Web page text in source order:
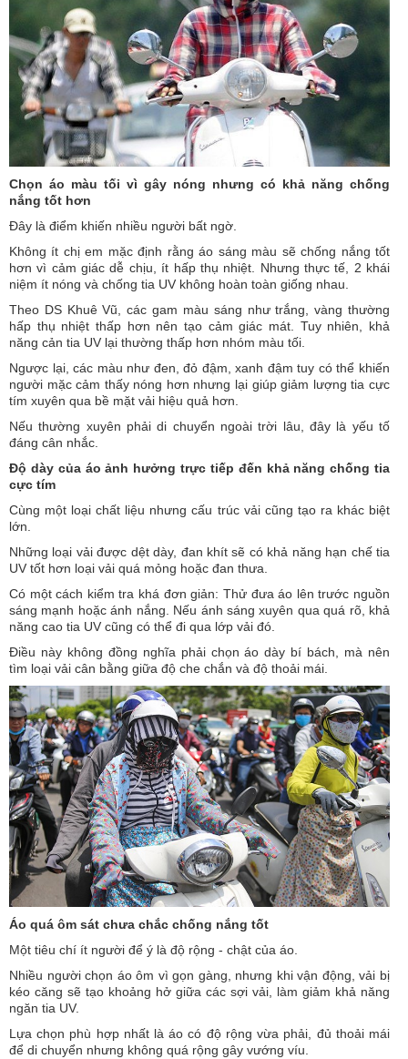
Chọn áo màu tối vì gây nóng nhưng có khả năng chống
nắng tốt hơn
Đây là điểm khiến nhiều người bất ngờ.
Không ít chị em mặc định rằng áo sáng màu sẽ chống nắng tốt
hơn vì cảm giác dễ chịu, ít hấp thụ nhiệt. Nhưng thực tế, 2 khái
niệm ít nóng và chống tia UV không hoàn toàn giống nhau.
Theo DS Khuê Vũ, các gam màu sáng như trắng, vàng thường
hấp thụ nhiệt thấp hơn nên tạo cảm giác mát. Tuy nhiên, khả
năng cản tia UV lại thường thấp hơn nhóm màu tối.
Ngược lại, các màu như đen, đỏ đậm, xanh đậm tuy có thể khiến
người mặc cảm thấy nóng hơn nhưng lại giúp giảm lượng tia cực
tím xuyên qua bề mặt vải hiệu quả hơn.
Nếu thường xuyên phải di chuyển ngoài trời lâu, đây là yếu tố
đáng cân nhắc.
Độ dày của áo ảnh hưởng trực tiếp đến khả năng chống tia
cực tím
Cùng một loại chất liệu nhưng cấu trúc vải cũng tạo ra khác biệt
lớn.
Những loại vải được dệt dày, đan khít sẽ có khả năng hạn chế tia
UV tốt hơn loại vải quá mỏng hoặc đan thưa.
Có một cách kiểm tra khá đơn giản: Thử đưa áo lên trước nguồn
sáng mạnh hoặc ánh nắng. Nếu ánh sáng xuyên qua quá rõ, khả
năng cao tia UV cũng có thể đi qua lớp vải đó.
Điều này không đồng nghĩa phải chọn áo dày bí bách, mà nên
tìm loại vải cân bằng giữa độ che chắn và độ thoải mái.
Áo quá ôm sát chưa chắc chống nắng tốt
Một tiêu chí ít người để ý là độ rộng - chật của áo.
Nhiều người chọn áo ôm vì gọn gàng, nhưng khi vận động, vải bị
kéo căng sẽ tạo khoảng hở giữa các sợi vải, làm giảm khả năng
ngăn tia UV.
Lựa chọn phù hợp nhất là áo có độ rộng vừa phải, đủ thoải mái
để di chuyển nhưng không quá rộng gây vướng víu.